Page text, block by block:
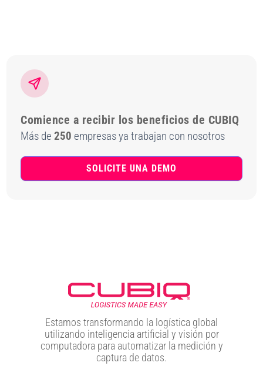
Comience a recibir los beneficios de CUBIQ
Más de250 empresas ya trabajan con nosotros
SOLICITE UNA DEMO
Estamos transformando la logística global
utilizando inteligencia artificial y visión por
computadora para automatizar la medición y
captura de datos.